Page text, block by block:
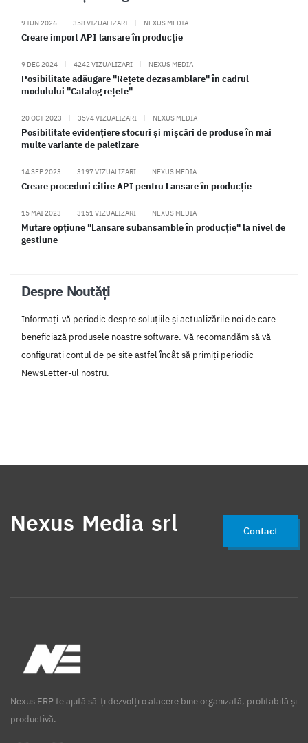
9 IUN 2026 | 358 VIZUALIZARI | NEXUS MEDIA
Creare import API lansare în producție
9 DEC 2024 | 4242 VIZUALIZARI | NEXUS MEDIA
Posibilitate adăugare "Rețete dezasamblare" în cadrul
modulului "Catalog rețete"
20 OCT 2023 | 3574 VIZUALIZARI | NEXUS MEDIA
Posibilitate evidențiere stocuri și mișcări de produse în mai
multe variante de paletizare
14 SEP 2023 | 3197 VIZUALIZARI | NEXUS MEDIA
Creare proceduri citire API pentru Lansare în producție
15 MAI 2023 | 3151 VIZUALIZARI | NEXUS MEDIA
Mutare opțiune "Lansare subansamble în producție" la nivel de
gestiune
Despre Noutăți
Informați-vă periodic despre soluțiile și actualizările noi de care
beneficiază produsele noastre software. Vă recomandăm să vă
configurați contul de pe site astfel încât să primiți periodic
NewsLetter-ul nostru.
Nexus Media srl Contact
Nexus ERP te ajută să-ți dezvolți o afacere bine organizată, profitabilă și
productivă.